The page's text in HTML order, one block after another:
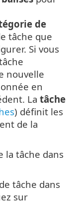
de
tâche que
Si vous
nouvelle
en
La tâche
) définit les
de la
la tâche dans
tâche dans
sur